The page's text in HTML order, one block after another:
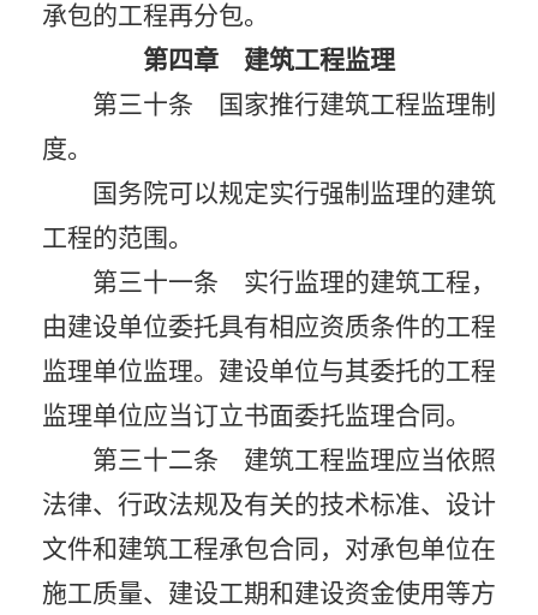
承包的工程再分包。
第四章 建筑工程监理
第三十条 国家推行建筑工程监理制
度。
国务院可以规定实行强制监理的建筑
工程的范围。
第三十一条 实行监理的建筑工程，
由建设单位委托具有相应资质条件的工程
监理单位监理。建设单位与其委托的工程
监理单位应当订立书面委托监理合同。
第三十二条 建筑工程监理应当依照
法律、行政法规及有关的技术标准、设计
文件和建筑工程承包合同，对承包单位在
施工质量、建设工期和建设资金使用等方